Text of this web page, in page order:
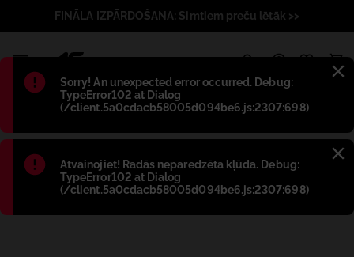
Błąd:
Sorry! An unexpected error occurred. Debug:
TypeError102 at Dialog
(/client.5a0cdacb58005d094be6.js:2307:698)
Błąd:
Atvainojiet! Radās neparedzēta kļūda. Debug:
TypeError102 at Dialog
(/client.5a0cdacb58005d094be6.js:2307:698)
FINĀLA IZPĀRDOŠANA: Simtiem preču lētāk >>